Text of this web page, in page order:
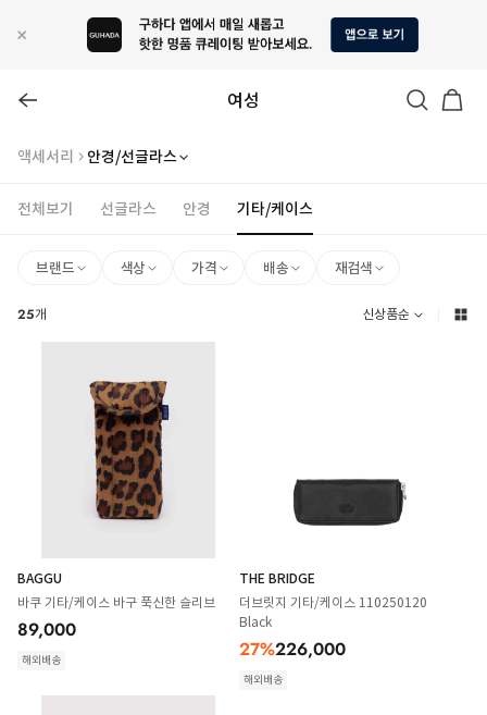
여성
액세서리 안경/선글라스
전체보기 선글라스 안경 기타/케이스
브랜드 색상 가격 배송 재검색
25개 신상품순
BAGGU
바쿠 기타/케이스 바구 푹신한 슬리브
89,000
해외배송
THE BRIDGE
더브릿지 기타/케이스 110250120
Black
27%226,000
해외배송